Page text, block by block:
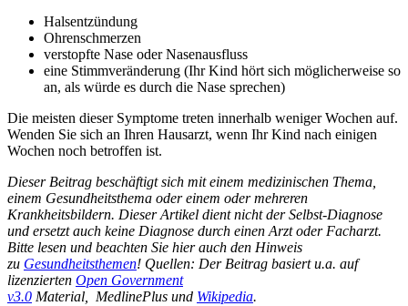
Halsentzündung
Ohrenschmerzen
verstopfte Nase oder Nasenausfluss
eine Stimmveränderung (Ihr Kind hört sich möglicherweise so
an, als würde es durch die Nase sprechen)
Die meisten dieser Symptome treten innerhalb weniger Wochen auf.
Wenden Sie sich an Ihren Hausarzt, wenn Ihr Kind nach einigen
Wochen noch betroffen ist.
Dieser Beitrag beschäftigt sich mit einem medizinischen Thema,
einem Gesundheitsthema oder einem oder mehreren
Krankheitsbildern. Dieser Artikel dient nicht der Selbst-Diagnose
und ersetzt auch keine Diagnose durch einen Arzt oder Facharzt.
Bitte lesen und beachten Sie hier auch den Hinweis
zu Gesundheitsthemen! Quellen: Der Beitrag basiert u.a. auf
lizenzierten Open Government
v3.0 Material, MedlinePlus und Wikipedia.